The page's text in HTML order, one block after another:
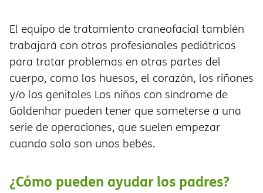
El equipo de tratamiento craneofacial también
trabajará con otros profesionales pediátricos
para tratar problemas en otras partes del
cuerpo, como los huesos, el corazón, los riñones
y/o los genitales Los niños con síndrome de
Goldenhar pueden tener que someterse a una
serie de operaciones, que suelen empezar
cuando solo son unos bebés.
¿Cómo pueden ayudar los padres?